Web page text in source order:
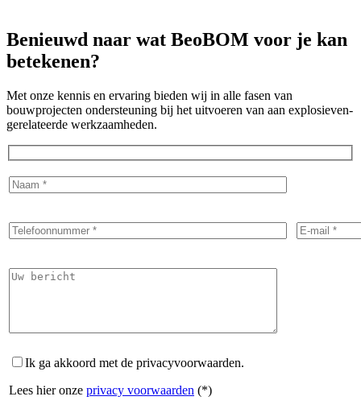
Benieuwd naar wat BeoBOM voor je kan
betekenen?
Met onze kennis en ervaring bieden wij in alle fasen van
bouwprojecten ondersteuning bij het uitvoeren van aan explosieven-
gerelateerde werkzaamheden.
Ik ga akkoord met de privacyvoorwaarden.
Lees hier onze privacy voorwaarden (*)